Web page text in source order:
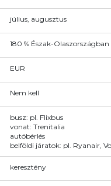
július, augusztus
180 % Észak-Olaszországban
EUR
Nem kell
busz: pl. Flixbus
vonat: Trenitalia
autóbérlés
belföldi járatok: pl. Ryanair,
keresztény